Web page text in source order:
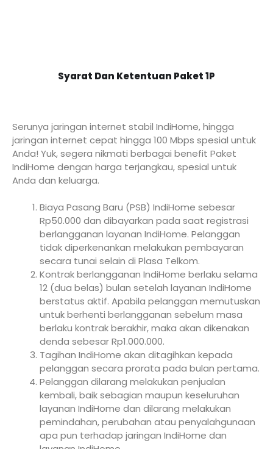
Syarat Dan Ketentuan Paket 1P
Serunya jaringan internet stabil IndiHome, hingga
jaringan internet cepat hingga 100 Mbps spesial untuk
Anda! Yuk, segera nikmati berbagai benefit Paket
IndiHome dengan harga terjangkau, spesial untuk
Anda dan keluarga.
Biaya Pasang Baru (PSB) IndiHome sebesar
Rp50.000 dan dibayarkan pada saat registrasi
berlangganan layanan IndiHome. Pelanggan
tidak diperkenankan melakukan pembayaran
secara tunai selain di Plasa Telkom.
Kontrak berlangganan IndiHome berlaku selama
12 (dua belas) bulan setelah layanan IndiHome
berstatus aktif. Apabila pelanggan memutuskan
untuk berhenti berlangganan sebelum masa
berlaku kontrak berakhir, maka akan dikenakan
denda sebesar Rp1.000.000.
Tagihan IndiHome akan ditagihkan kepada
pelanggan secara prorata pada bulan pertama.
Pelanggan dilarang melakukan penjualan
kembali, baik sebagian maupun keseluruhan
layanan IndiHome dan dilarang melakukan
pemindahan, perubahan atau penyalahgunaan
apa pun terhadap jaringan IndiHome dan